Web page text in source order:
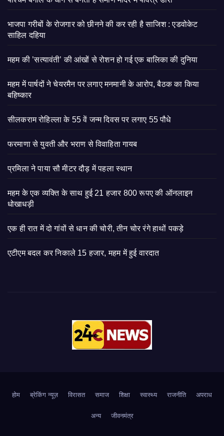
भाजपा गरीबों के रोजगार को छीनने की कर रही है साजिश : एडवोकेट
साहिल दहिया
महम की ’सत्यावंती’ की आंखों से रोशन हो गई एक बालिका की दुनिया
महम में पार्षदों ने चेयरमैन पर लगाए मनमानी के आरोप, बैठक का किया
बहिष्कार
सीलकराम रोहिल्ला के 55 वें जन्म दिवस पर लगाए 55 पौधे
फरमाणा से युवती और भराण से विवाहिता गायब
प्रमिला ने पाया सौ मीटर दौड़ में पहला स्थान
महम के एक व्यक्ति के साथ हुई 21 हजार 800 रूपए की ऑनलाइन
धोखाधड़ी
एक ही रात में दो गांवों से धान की चोरी, तीन चोर रंगे हाथों पकड़े
एटीएम बदल कर निकाले 15 हजार, महम में हुई वारदात
होम ब्रेकिंग न्यूज़ ‍‍विरासत समाज शिक्षा स्वास्थ्य राजनीति अपराध
अन्य जीवनमंत्र